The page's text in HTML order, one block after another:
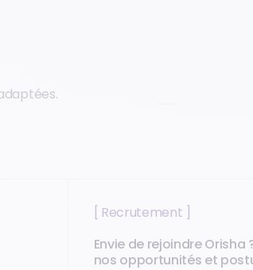
[ Recrutement ]
Envie de rejoindre Orisha
nos opportunités et